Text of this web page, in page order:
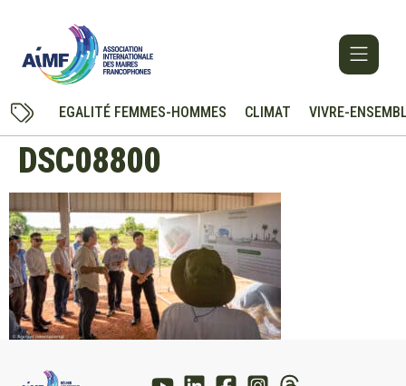
EGALITÉ FEMMES-HOMMES CLIMAT VIVRE-
DSC08800